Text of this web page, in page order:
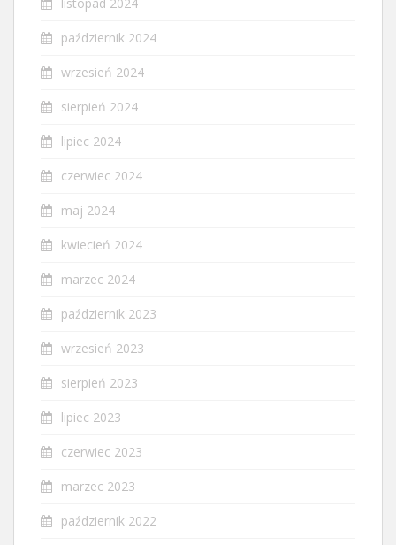
październik 2024
wrzesień 2024
sierpień 2024
lipiec 2024
czerwiec 2024
maj 2024
kwiecień 2024
marzec 2024
październik 2023
wrzesień 2023
sierpień 2023
lipiec 2023
czerwiec 2023
marzec 2023
październik 2022